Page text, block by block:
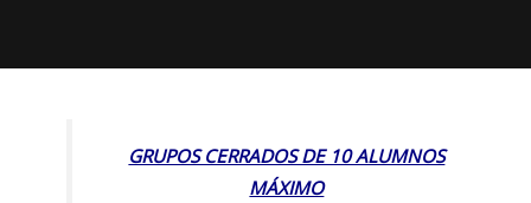
GRUPOS CERRADOS DE 10 ALUMNOS
MÁXIMO